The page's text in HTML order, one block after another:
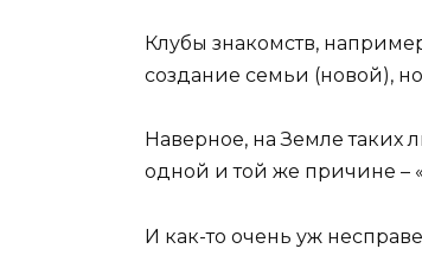
Клубы знакомств,
создание семьи (новой),
Наверное, на Земле
одной и той же причине –
И как-то очень уж